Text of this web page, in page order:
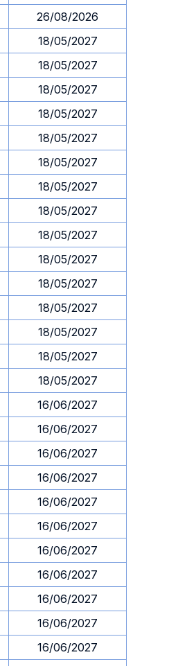
26/08/2026
18/05/2027
18/05/2027
18/05/2027
18/05/2027
18/05/2027
18/05/2027
18/05/2027
18/05/2027
18/05/2027
18/05/2027
18/05/2027
18/05/2027
18/05/2027
18/05/2027
18/05/2027
16/06/2027
16/06/2027
16/06/2027
16/06/2027
16/06/2027
16/06/2027
16/06/2027
16/06/2027
16/06/2027
16/06/2027
16/06/2027